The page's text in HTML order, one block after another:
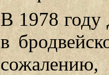
В 1978 году
в